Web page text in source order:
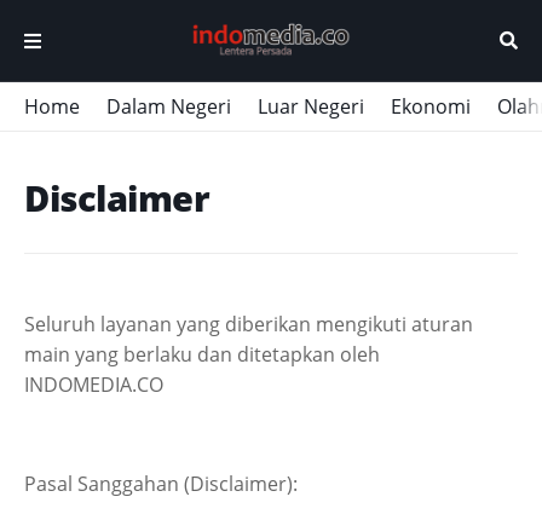
Home Dalam Negeri Luar Negeri Ekonomi
Disclaimer
Seluruh layanan yang diberikan mengikuti aturan
main yang berlaku dan ditetapkan oleh
INDOMEDIA.CO
Pasal Sanggahan (Disclaimer):